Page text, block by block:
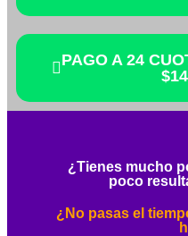
PAGO A 24
¿Tienes mucho
poco
¿No pasas el